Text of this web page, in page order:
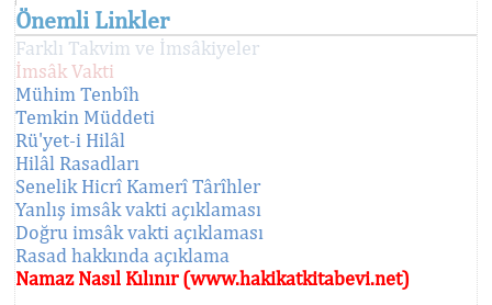
Önemli Linkler
Farklı Takvim ve İmsâkiyeler
İmsâk Vakti
Mühim Tenbîh
Temkin Müddeti
Rü'yet-i Hilâl
Hilâl Rasadları
Senelik Hicrî Kamerî Târîhler
Yanlış imsâk vakti açıklaması
Doğru imsâk vakti açıklaması
Rasad hakkında açıklama
Namaz Nasıl Kılınır (www.hakikatkitabevi.net)